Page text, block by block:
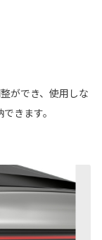
ができ、使用しな
きます。